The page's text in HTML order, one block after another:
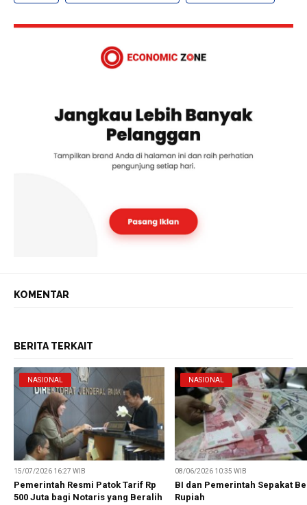
KOMENTAR
BERITA TERKAIT
NASIONAL
15/07/2026 16:27 WIB
Pemerintah Resmi Patok Tarif Rp
500 Juta bagi Notaris yang Beralih
NASIONAL
08/06/2026 10:35 WIB
BI dan Pemerintah Sepakat
Rupiah